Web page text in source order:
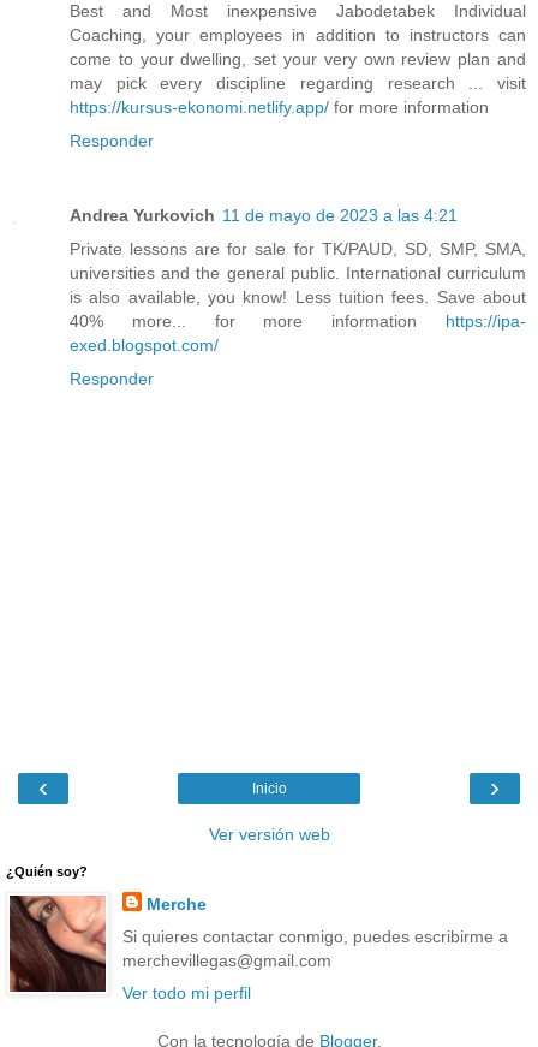
Best and Most inexpensive Jabodetabek Individual
Coaching, your employees in addition to instructors can
come to your dwelling, set your very own review plan and
may pick every discipline regarding research ... visit
https://kursus-ekonomi.netlify.app/ for more information
Responder
Andrea Yurkovich 11 de mayo de 2023 a las 4:21
Private lessons are for sale for TK/PAUD, SD, SMP, SMA,
universities and the general public. International curriculum
is also available, you know! Less tuition fees. Save about
40% more... for more information https://ipa-
exed.blogspot.com/
Responder
‹ ›
Inicio
Ver versión web
¿Quién soy?
Merche
Si quieres contactar conmigo, puedes escribirme a
merchevillegas@gmail.com
Ver todo mi perfil
Con la tecnología de Blogger.